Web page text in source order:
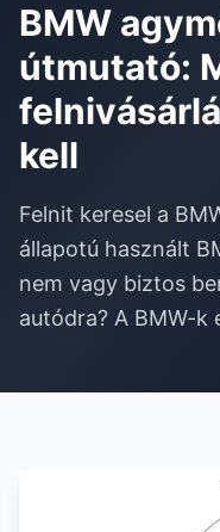
BMW
útmutató:
kell
Felnit keresel a
állapotú használt
nem vagy biztos
autódra? A BMW-k